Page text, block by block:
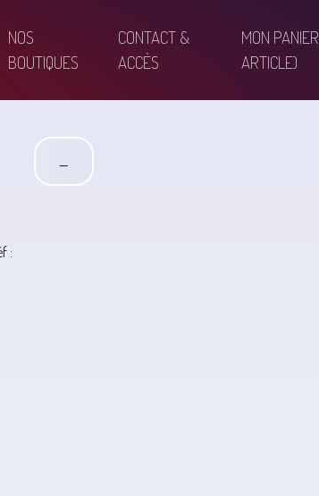
NOS
BOUTIQUES
CONTACT &
ACCÈS
MON PANIER
ARTICLE)
-
: